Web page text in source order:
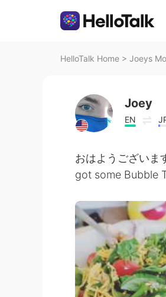
HelloTalk Home > Joeys
Joey
EN
おはようござい
got some Bubble